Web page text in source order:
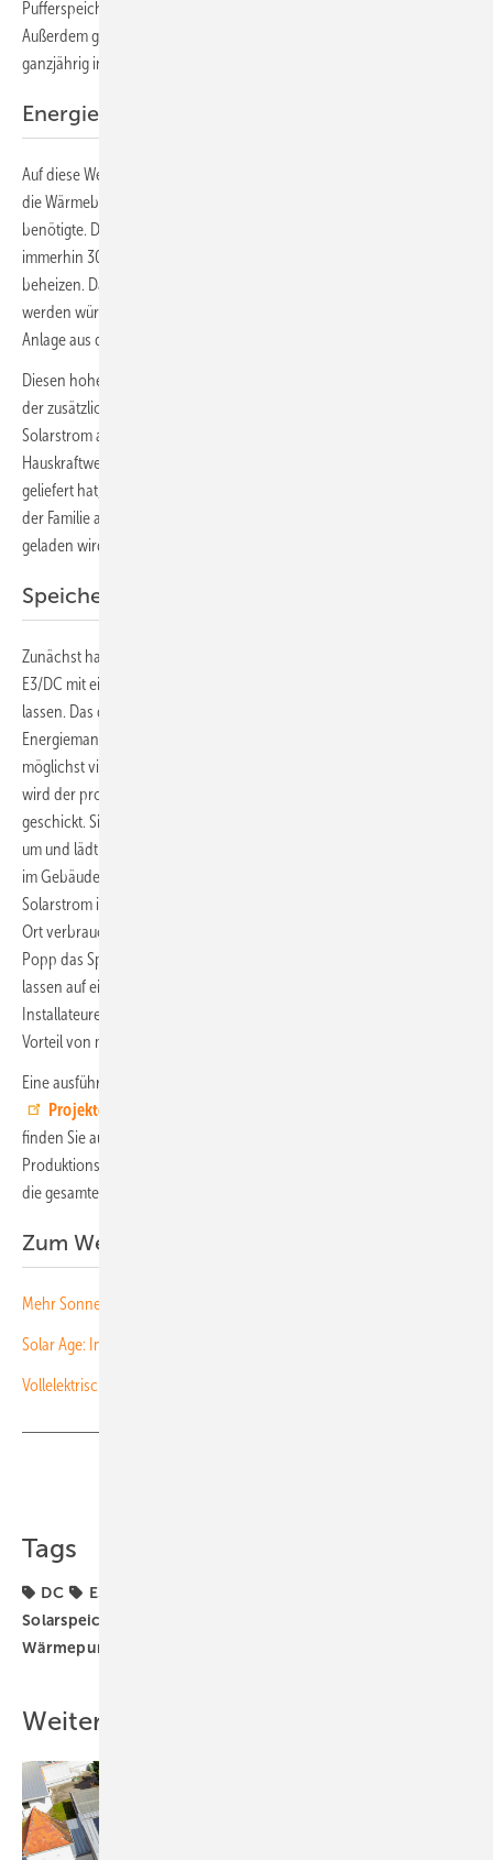
Pufferspeicher mit einem Fassungsvermögen von 1.000 Litern.
Außerdem gibt es eine Lüftungsanlage mit Wärmerückgewinnung, die
ganzjährig in Betrieb ist.
Energieverbrauch drastisch reduziert
Auf diese Weise verbraucht die Familie nur ein Zehntel der Energie für
die Wärmebereitstellung, die sie im alten und viel kleineren Gebäude
benötigte. Denn sie kann das neue Haus mit einer Wohnfläche von
immerhin 300 Quadratmetern mit nur 5.200 Kilowattstunden Strom
beheizen. Das ist das Äquivalent, das mit 520 Litern Heizöl erreicht
werden würde. Dabei kommt mehr als die Hälfte des Stroms für die
Anlage aus dem Solargenerator auf dem Dach.
Diesen hohen Wert erreicht die Familie Pop mit einem Stromspeicher,
der zusätzlich im Keller installiert ist. Denn wenn nicht genügend
Solarstrom aus der Anlage auf dem Dach selbst kommt, kann das
Hauskraftwerk, das der Osnabrücker Speicherhersteller E3/DC
geliefert hat, weitere Sonnenstrom liefern. Auf diese Weise gelingt es
der Familie auch, das Elektroauto, das mit einer Wallbox in der Garage
geladen wird, zur Hälfte mit Solarstrom zu betanken.
Speicherkapazität erhöht
Zunächst hatte die Familie zunächst ein Hauskraftwerk S10 E von
E3/DC mit einer Kapazität von 10,56 Kilowattstunden installierten
lassen. Das dreiphasige Gerät kann mit einem integrierten
Energiemanagement die einzelnen Verbraucher so steuern, dass
möglichst viel Solarstrom vor Ort verbraucht wird. Denn dadurch
wird der produzierte Solarstrom zunächst an die Verbrauhcer vor Ort
geschickt. Sind diese ausreichend versorgt, schaltet das Management
um und lädt den Speicher. Erst wenn dieser voll ist und der Verbrauch
im Gebäude weiterhin abgedeckt ist, fließt dann noch überschüssiger
Solarstrom in das Verteilnetz des örtlichen Versorgers. Um den vor
Ort verbrauchten Anteil von Solarstrom zu erhöhen, hat Gerhard
Popp das Speichersystem nach einem Betriebsjahr noch aufrüsten
lassen auf ein Volumen von 15,84 Kilowattstunden. Dazu haben die
Installateure einfach ein zusätzliches Batteriemodul eingesetzt – ein
Vorteil von modular aufgebauten Speichersystemen.
Eine ausführliche Beschreibung des Systems finden Sie in der
Projektdatenbank des Architekturportals Solar Age
finden Sie auch die konkreten Verbrauchswerte und
Produktionsdaten der Solaranlagen. Nach
die gesamten Inhalte von
Zum Weiterlesen:
Mehr So nn e für Gebäude
Solar Age: Infoportal für Architekten fortan kostenfrei
Vollelektrisches Haus spart 49 Prozent Energiekosten
Tags
DC E3
Solarspeicher
Wärmepumpe
Weitere Inhalte